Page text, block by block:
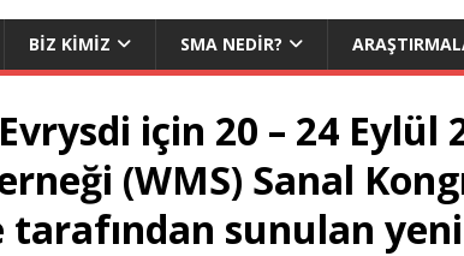
BIZ KIMIZ SMA NEDIR?
için 20 – 24 Eylül
(WMS) Sanal
tarafından sunulan